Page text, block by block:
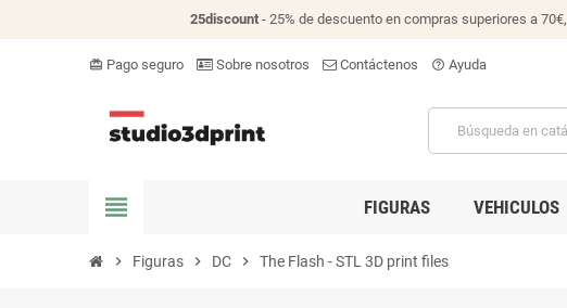
25discount- 25% de descuento en compras superiores a 70€,
card_giftcard Pago seguro Sobre nosotros Contáctenos help_outline Ayuda
view_headline FIGURAS VEHICULOS
chevron_right Figuras chevron_right DC chevron_right The Flash - STL 3D print files